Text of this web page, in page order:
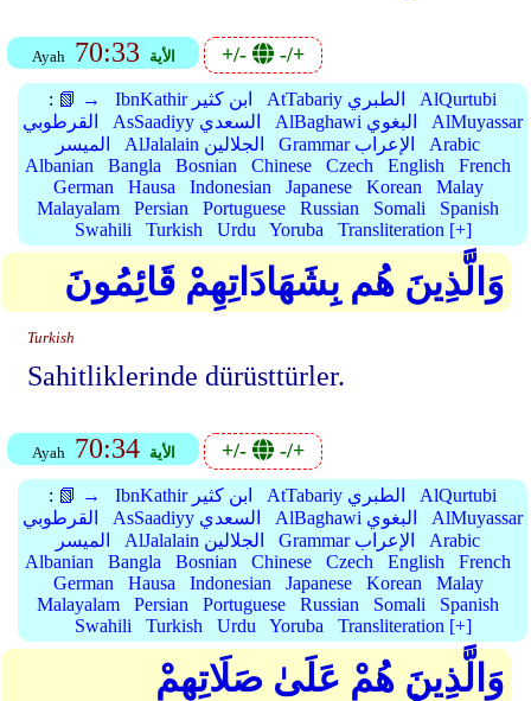
Ayah 70:33 الأية +/- -/+
: 📗 → IbnKathir ابن كثير AtTabariy الطبري
AlQurtubi
القرطوبي
AsSaadiyy السعدي AlBaghawi البغوي
AlMuyassar
الميسر
AlJalalain الجلالين Grammar الإعراب
Arabic
Albanian
Bangla Bosnian Chinese Czech English
French
German
Hausa Indonesian Japanese Korean
Malay
Malayalam
Persian Portuguese Russian Somali
Spanish
Swahili
Turkish Urdu Yoruba Transliteration [+]
وَالَّذِينَ هُم بِشَهَادَاتِهِمْ قَائِمُونَ
Turkish
Sahitliklerinde dürüsttürler.
Ayah 70:34 الأية +/- -/+
: 📗 → IbnKathir ابن كثير AtTabariy الطبري
AlQurtubi
القرطوبي
AsSaadiyy السعدي AlBaghawi البغوي
AlMuyassar
الميسر
AlJalalain الجلالين Grammar الإعراب
Arabic
Albanian
Bangla Bosnian Chinese Czech English
French
German
Hausa Indonesian Japanese Korean
Malay
Malayalam
Persian Portuguese Russian Somali
Spanish
Swahili
Turkish Urdu Yoruba Transliteration [+]
وَالَّذِينَ هُمْ عَلَىٰ صَلَاتِهِمْ